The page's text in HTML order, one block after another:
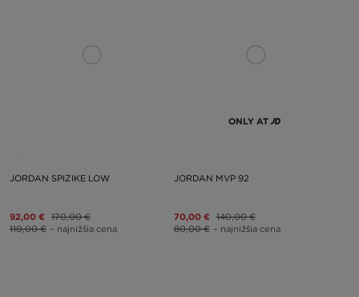
JORDAN SPIZIKE LOW
92,00 € 170,00 €
110,00 € – najnižšia cena
ONLY AT
JORDAN MVP 92
70,00 € 140,00 €
80,00 € – najnižšia cena